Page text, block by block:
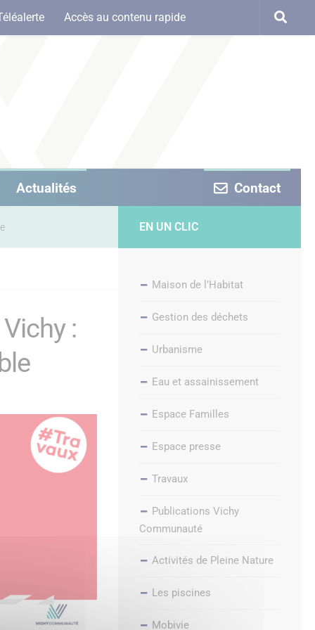
Accès au contenu rapide
Actualités Contact
:
EN UN CLIC
Maison de l’Habitat
Gestion des déchets
Urbanisme
Eau et assainissement
Espace Familles
Espace presse
Travaux
Publications Vichy
Communauté
Activités de Pleine Nature
Les piscines
Mobivie